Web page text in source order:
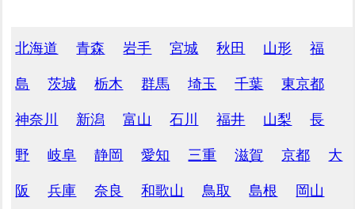
北海道 青森 岩手 宮城 秋田 山形 福
島 茨城 栃木 群馬 埼玉 千葉 東京都
神奈川 新潟 富山 石川 福井 山梨 長
野 岐阜 静岡 愛知 三重 滋賀 京都 大
阪 兵庫 奈良 和歌山 鳥取 島根 岡山